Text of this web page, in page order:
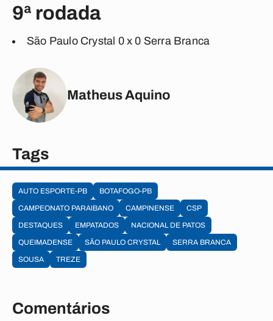
9ª rodada
São Paulo Crystal 0 x 0 Serra Branca
Matheus Aquino
Tags
AUTO ESPORTE-PB
BOTAFOGO-PB
CAMPEONATO PARAIBANO
CAMPINENSE
CSP
DESTAQUES
EMPATADOS
NACIONAL DE PATOS
QUEIMADENSE
SÃO PAULO CRYSTAL
SERRA BRANCA
SOUSA
TREZE
Comentários